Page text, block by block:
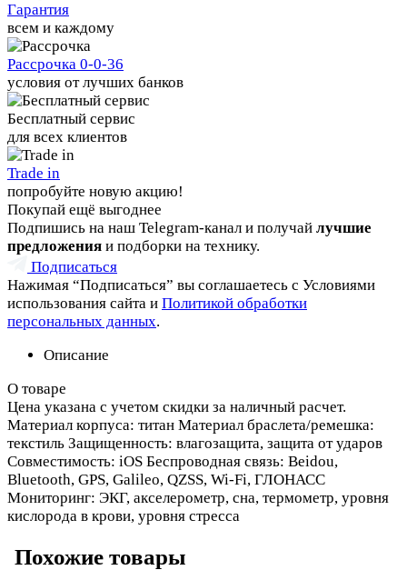
Гарантия
всем и каждому
Рассрочка 0-0-36
условия от лучших банков
Бесплатный сервис
для всех клиентов
Trade in
попробуйте новую акцию!
Покупай ещё выгоднее
Подпишись на наш Telegram-канал и получай лучшие
предложения и подборки на технику.
Подписаться
Нажимая “Подписаться” вы соглашаетесь с Условиями
использования сайта и Политикой обработки
персональных данных.
Описание
О товаре
Цена указана с учетом скидки за наличный расчет.
Материал корпуса: титан Материал браслета/ремешка:
текстиль Защищенность: влагозащита, защита от ударов
Совместимость: iOS Беспроводная связь: Beidou,
Bluetooth, GPS, Galileo, QZSS, Wi-Fi, ГЛОНАСC
Мониторинг: ЭКГ, акселерометр, сна, термометр, уровня
кислорода в крови, уровня стресса
Похожие товары